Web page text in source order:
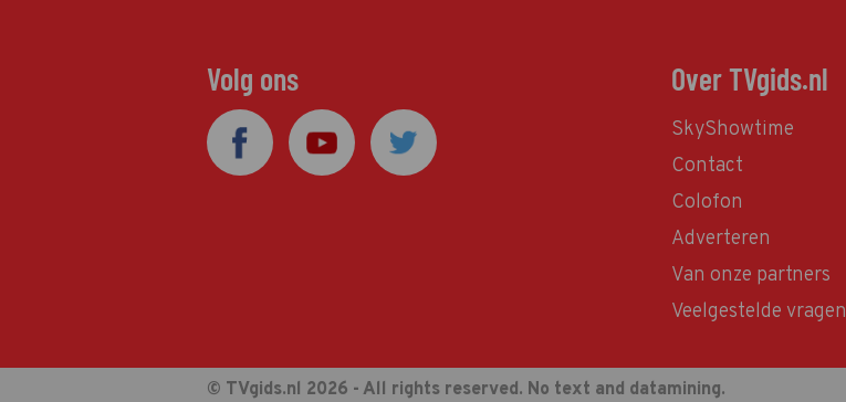
Volg ons Over TVgids.nl
SkyShowtime
Contact
Colofon
Adverteren
Van onze partners
Veelgestelde vragen
© TVgids.nl 2026 - All rights reserved. No text and datamining.